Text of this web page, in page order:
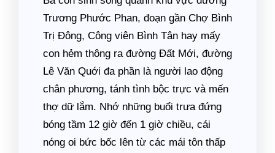
Trương Phước Phan, đoạn gần Chợ Bình
Trị Đông, Công viên Bình Tân hay mấy
con hẻm thông ra đường Đất Mới, đường
Lê Văn Quới đa phần là người lao động
chân phương, tánh tình bộc trực và mến
thợ dữ lắm. Nhớ những buổi trưa đứng
bóng tầm 12 giờ đến 1 giờ chiều, cái
nóng oi bức bốc lên từ các mái tôn thấp